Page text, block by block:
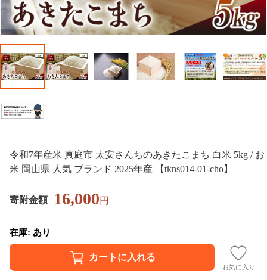
令和7年産米 真庭市 太安さんちのあきたこまち 白米 5kg / お
米 岡山県 人気 ブランド 2025年産 【tkns014-01-cho】
寄附金額 16,000円
在庫: あり
お気に入り